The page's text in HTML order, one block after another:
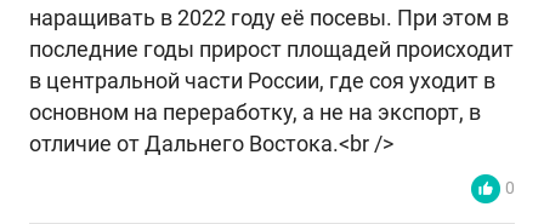
наращивать в 2022 году её посевы. При этом в
последние годы прирост площадей происходит
в центральной части России, где соя уходит в
основном на переработку, а не на экспорт, в
отличие от Дальнего Востока.<br />
0